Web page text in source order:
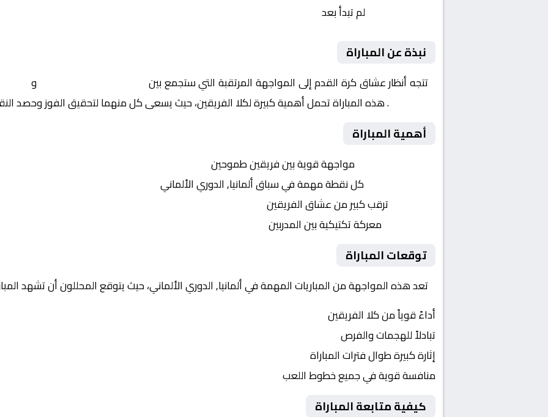
لم تبدأ بعد
نبذة عن المباراة
تتجه أنظار عشاق كرة القدم إلى المواجهة المرتقبة التي ستجمع بين و
. هذه المباراة تحمل أهمية كبيرة لكلا الفريقين، حيث يسعى كل منهما لتحقيق الفوز وحصد
أهمية المباراة
مواجهة قوية بين فريقين طموحين
كل نقطة مهمة في سباق ألمانيا, الدوري الألماني
ترقب كبير من عشاق الفريقين
معركة تكتيكية بين المدربين
توقعات المباراة
تعد هذه المواجهة من المباريات المهمة في ألمانيا, الدوري الألماني، حيث يتوقع المحللون أن تشهد
أداءً قوياً من كلا الفريقين
تبادلاً للهجمات والفرص
إثارة كبيرة طوال فترات المباراة
منافسة قوية في جميع خطوط اللعب
كيفية متابعة المباراة